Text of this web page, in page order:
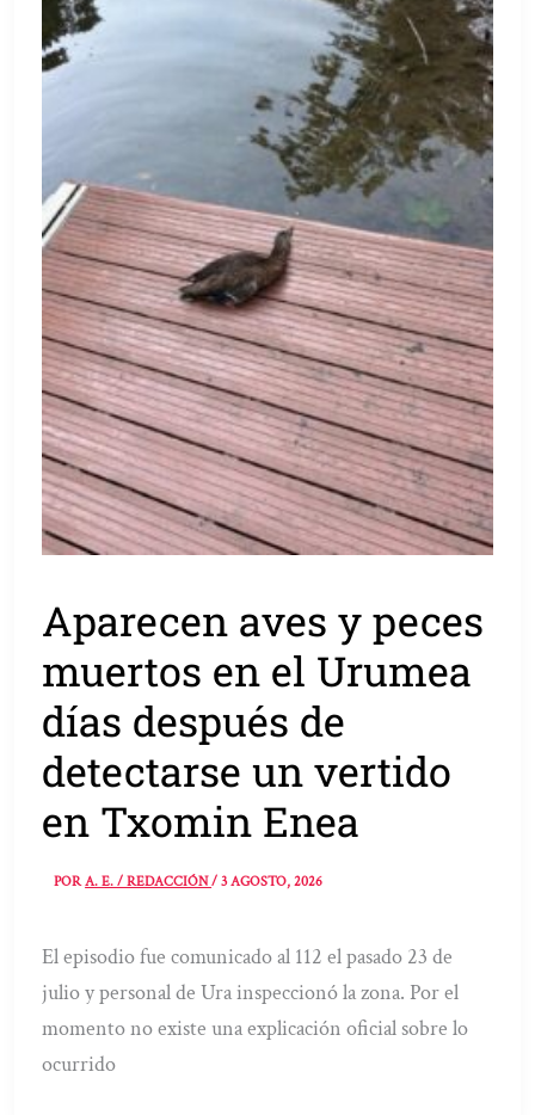
Aparecen aves y peces
muertos en el Urumea
días después de
detectarse un vertido
en Txomin Enea
PORA. E. / REDACCIÓN/3 AGOSTO, 2026
El episodio fue comunicado al 112 el pasado 23 de
julio y personal de Ura inspeccionó la zona. Por el
momento no existe una explicación oficial sobre lo
ocurrido